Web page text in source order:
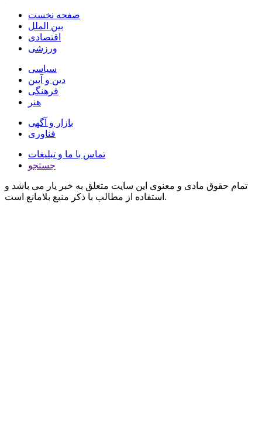
صفحه نخست
بین الملل
اقتصادی
ورزشی
سیاسی
دین و آیین
فرهنگی
هنر
بازار و آگهی
فناوری
تماس با ما و تبلیغات
جستجو
تمام حقوق مادی و معنوی این سایت متعلق به خبر یار می باشد و
استفاده از مطالب با ذکر منبع بلامانع است.